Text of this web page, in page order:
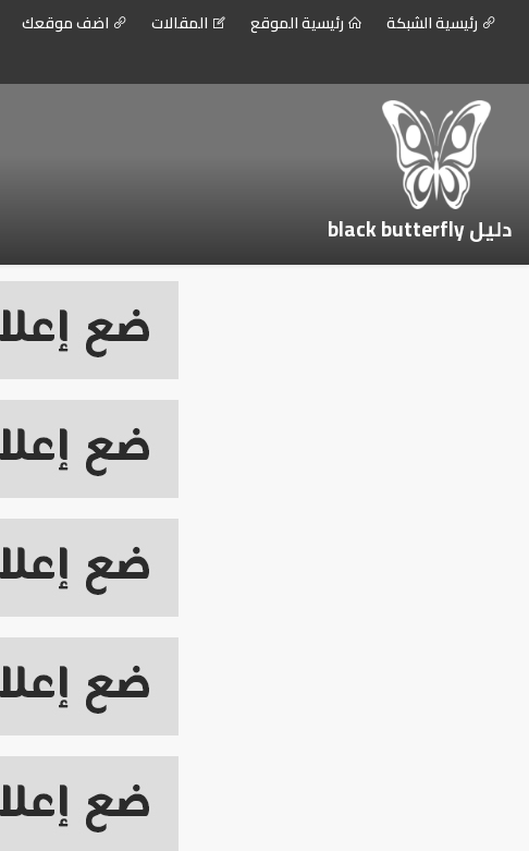
رئيسية الشبكة رئيسية الموقع المقالات اضف موقعك
دليل black butterfly